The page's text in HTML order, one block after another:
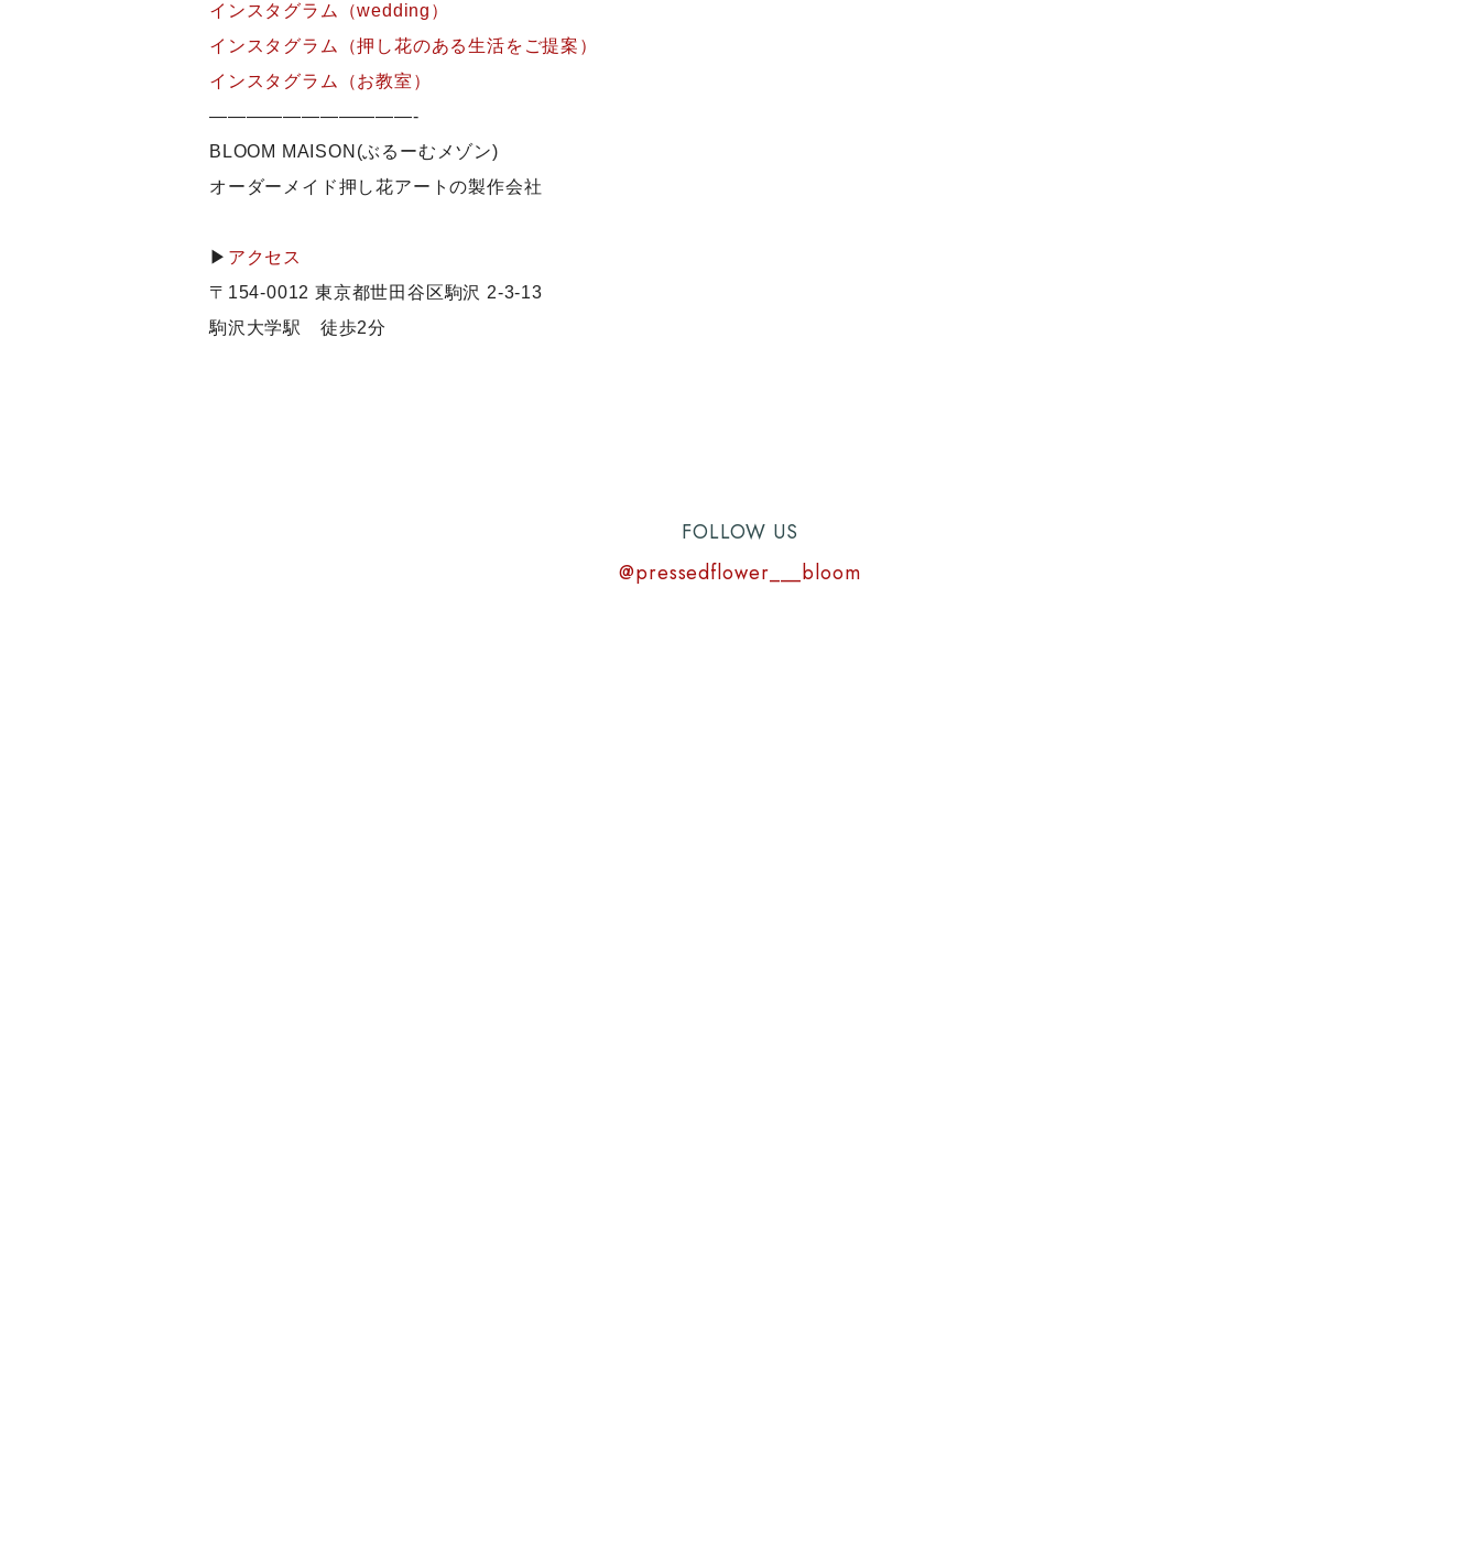
インスタグラム（wedding）
インスタグラム（押し花のある生活をご提案）
インスタグラム（お教室）
———————————-
BLOOM MAISON(ぶるーむメゾン)
オーダーメイド押し花アートの製作会社
▶ アクセス
〒154-0012 東京都世田谷区駒沢 2-3-13
駒沢大学駅 徒歩2分
FOLLOW US
@pressedflower___bloom